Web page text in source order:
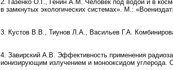
2. Газенко О.Г., Генин А.М. Человек под водой и в
в замкнутых экологических системах». М.:
3. Кустов В.В., Тиунов Л.А., Васильев Г.А.
4. Завирский А.В. Эффективность применения
ионизирующим излучением и монооксидом углерода.